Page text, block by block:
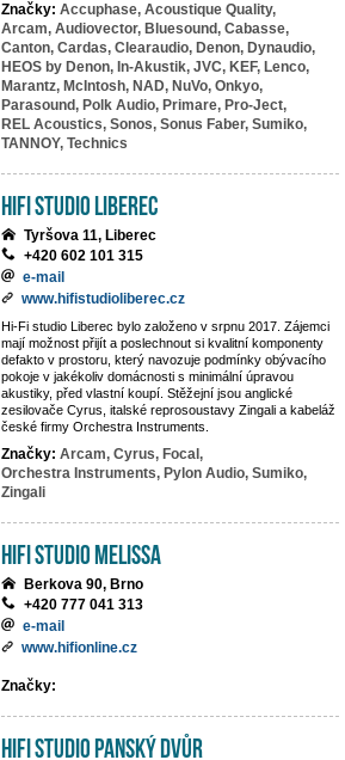
Značky: Accuphase, Acoustique Quality,
Arcam, Audiovector, Bluesound, Cabasse,
Canton, Cardas, Clearaudio, Denon, Dynaudio,
HEOS by Denon, In-Akustik, JVC, KEF, Lenco,
Marantz, McIntosh, NAD, NuVo, Onkyo,
Parasound, Polk Audio, Primare, Pro-Ject,
REL Acoustics, Sonos, Sonus Faber, Sumiko,
TANNOY, Technics
HiFi studio Liberec
Tyršova 11, Liberec
+420 602 101 315
e-mail
www.hifistudioliberec.cz
Hi-Fi studio Liberec bylo založeno v srpnu 2017. Zájemci
mají možnost přijít a poslechnout si kvalitní komponenty
defakto v prostoru, který navozuje podmínky obývacího
pokoje v jakékoliv domácnosti s minimální úpravou
akustiky, před vlastní koupí. Stěžejní jsou anglické
zesilovače Cyrus, italské reprosoustavy Zingali a kabeláž
české firmy Orchestra Instruments.
Značky: Arcam, Cyrus, Focal,
Orchestra Instruments, Pylon Audio, Sumiko,
Zingali
Hifi studio MeLiSSA
Berkova 90, Brno
+420 777 041 313
e-mail
www.hifionline.cz
Značky:
Hifi Studio Panský Dvůr